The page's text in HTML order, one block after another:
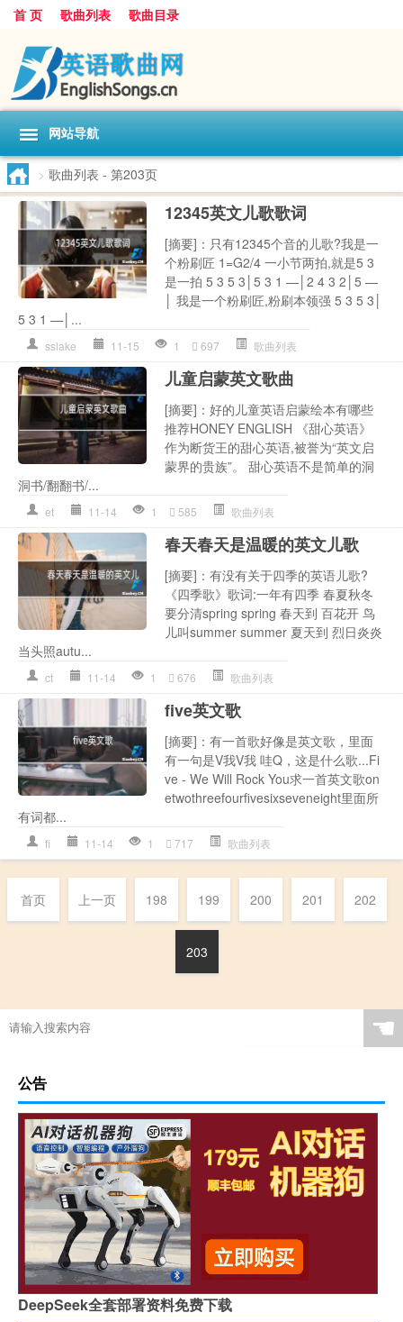
首 页 歌曲列表 歌曲目录
网站导航
> 歌曲列表 - 第203页
12345英文儿歌歌词
[摘要]：只有12345个音的儿歌?我是一
个粉刷匠 1=G2/4 一小节两拍,就是5 3
是一拍 5 3 5 3│5 3 1 —│2 4 3 2│5 —
│ 我是一个粉刷匠,粉刷本领强 5 3 5 3│
5 3 1 —│...
sslake 11-15 1 697 歌曲列表
儿童启蒙英文歌曲
[摘要]：好的儿童英语启蒙绘本有哪些
推荐HONEY ENGLISH 《甜心英语》
作为断货王的甜心英语,被誉为“英文启
蒙界的贵族”。 甜心英语不是简单的洞
洞书/翻翻书/...
et 11-14 1 585 歌曲列表
春天春天是温暖的英文儿歌
[摘要]：有没有关于四季的英语儿歌?
《四季歌》歌词:一年有四季 春夏秋冬
要分清spring spring 春天到 百花开 鸟
儿叫summer summer 夏天到 烈日炎炎
当头照autu...
ct 11-14 1 676 歌曲列表
five英文歌
[摘要]：有一首歌好像是英文歌，里面
有一句是V我V我 哇Q，这是什么歌...Fi
ve - We Will Rock You求一首英文歌on
etwothreefourfivesixseveneight里面所
有词都...
fi 11-14 1 717 歌曲列表
首页 上一页 198 199 200 201 202
203
☚
公告
DeepSeek全套部署资料免费下载